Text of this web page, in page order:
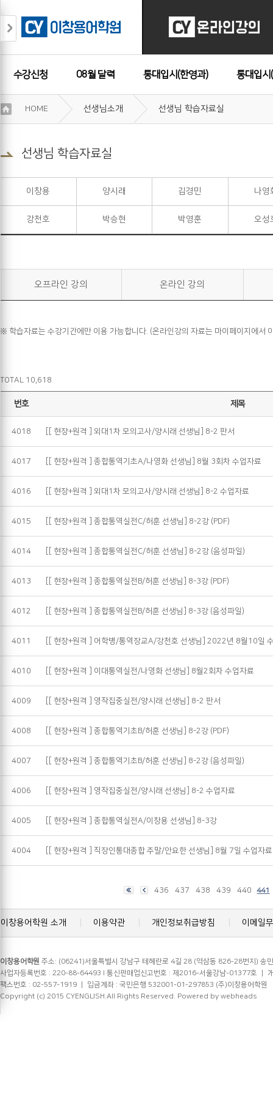
수강신청 08월 달력 통대입시(한영과) 통대입시
수강후기
용
약
기
HOME 선생님소개 선생님 학습자료실
선생님 학습자료실
이창용 양시래 김경민 나영
강천호 박승현 박영훈 오성
오프라인 강의 온라인 강의
※ 학습자료는 수강기간에만 이용 가능합니다. (온라인강의 자료는 마이페이지에서
TOTAL 10,618
번호 제목
4018 [[ 현장+원격 ] 외대1차 모의고사/양시래 선생님] 8-2 판서
4017 [[ 현장+원격 ] 종합통역기초A/나영화 선생님] 8월 3회차 수업자료
4016 [[ 현장+원격 ] 외대1차 모의고사/양시래 선생님] 8-2 수업자료
4015 [[ 현장+원격 ] 종합통역실전C/허훈 선생님] 8-2강 (PDF)
4014 [[ 현장+원격 ] 종합통역실전C/허훈 선생님] 8-2강 (음성파일)
4013 [[ 현장+원격 ] 종합통역실전B/허훈 선생님] 8-3강 (PDF)
4012 [[ 현장+원격 ] 종합통역실전B/허훈 선생님] 8-3강 (음성파일)
4011 [[ 현장+원격 ] 어학병/통역장교A/강천호 선생님] 2022년 8월10일
4010 [[ 현장+원격 ] 이대통역실전/나영화 선생님] 8월2회차 수업자료
4009 [[ 현장+원격 ] 영작집중실전/양시래 선생님] 8-2 판서
4008 [[ 현장+원격 ] 종합통역기초B/허훈 선생님] 8-2강 (PDF)
4007 [[ 현장+원격 ] 종합통역기초B/허훈 선생님] 8-2강 (음성파일)
4006 [[ 현장+원격 ] 영작집중실전/양시래 선생님] 8-2 수업자료
4005 [[ 현장+원격 ] 종합통역실전A/이창용 선생님] 8-3강
4004 [[ 현장+원격 ] 직장인통대종합 주말/안요한 선생님] 8월 7일 수업자료
436 437 438 439 440 441
이창용어학원 소개 이용약관 개인정보취급방침 이메일
이창용어학원 주소: (06241)서울특별시 강남구 테헤란로 4길 28 (역삼동 826-28번지) 송
사업자등록번호 : 220-88-64493 l 통신판매업신고번호 : 제2016-서울강남-01377호
팩스번호 : 02-557-1919 ㅣ 입금계좌 : 국민은행 532001-01-297853 (주)이창용어학원
Copyright (c) 2015 CYENGLISH.All Rights Reserved. Powered by webheads